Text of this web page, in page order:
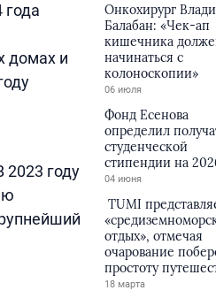
домах и
2023 году
Онкохирург
Балабан: «Чек-ап
кишечника
начинаться с
колоноскопии»
06 июля
Фонд Есенова
определил
студенческой
стипендии на
04 июня
TUMI
отдых», отмечая
очарование
простоту
18 марта